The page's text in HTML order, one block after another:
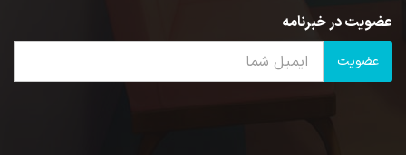
عضویت در خبرنامه
عضویت